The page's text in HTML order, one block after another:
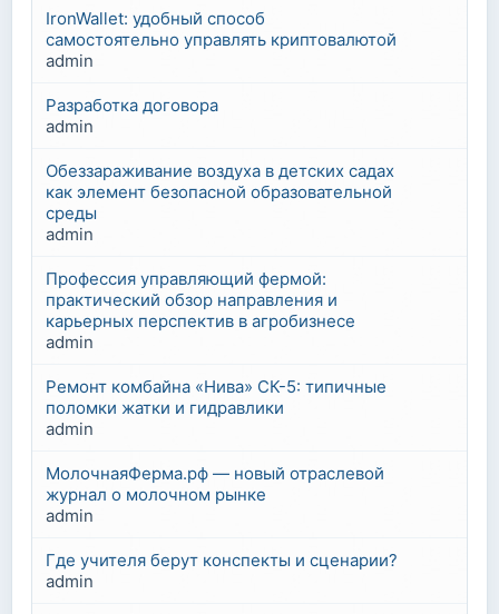
IronWallet: удобный способ
самостоятельно управлять криптовалютой
admin
Разработка договора
admin
Обеззараживание воздуха в детских садах
как элемент безопасной образовательной
среды
admin
Профессия управляющий фермой:
практический обзор направления и
карьерных перспектив в агробизнесе
admin
Ремонт комбайна «Нива» СК-5: типичные
поломки жатки и гидравлики
admin
МолочнаяФерма.рф — новый отраслевой
журнал о молочном рынке
admin
Где учителя берут конспекты и сценарии?
admin